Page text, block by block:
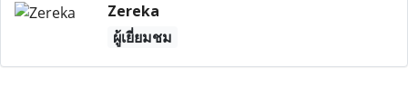
Zereka
ผู้เยี่ยมชม